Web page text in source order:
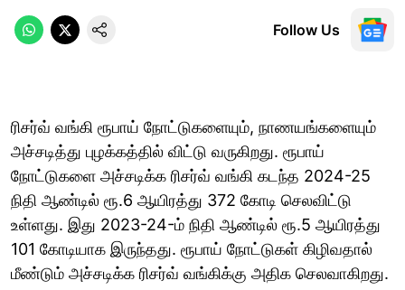
Follow Us
ரிசர்வ் வங்கி ரூபாய் நோட்டுகளையும், நாணயங்களையும்
அச்சடித்து புழக்கத்தில் விட்டு வருகிறது. ரூபாய்
நோட்டுகளை அச்சடிக்க ரிசர்வ் வங்கி கடந்த 2024-25
நிதி ஆண்டில் ரூ.6 ஆயிரத்து 372 கோடி செலவிட்டு
உள்ளது. இது 2023-24-ம் நிதி ஆண்டில் ரூ.5 ஆயிரத்து
101 கோடியாக இருந்தது. ரூபாய் நோட்டுகள் கிழிவதால்
மீண்டும் அச்சடிக்க ரிசர்வ் வங்கிக்கு அதிக செலவாகிறது.